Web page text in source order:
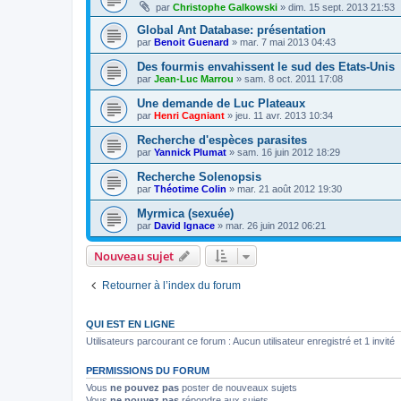
par Christophe Galkowski » dim. 15 sept. 2013 21:53
Global Ant Database: présentation
par Benoit Guenard » mar. 7 mai 2013 04:43
Des fourmis envahissent le sud des Etats-Unis
par Jean-Luc Marrou » sam. 8 oct. 2011 17:08
Une demande de Luc Plateaux
par Henri Cagniant » jeu. 11 avr. 2013 10:34
Recherche d'espèces parasites
par Yannick Plumat » sam. 16 juin 2012 18:29
Recherche Solenopsis
par Théotime Colin » mar. 21 août 2012 19:30
Myrmica (sexuée)
par David Ignace » mar. 26 juin 2012 06:21
Nouveau sujet
Retourner à l’index du forum
QUI EST EN LIGNE
Utilisateurs parcourant ce forum : Aucun utilisateur enregistré et 1 invité
PERMISSIONS DU FORUM
Vous ne pouvez pas poster de nouveaux sujets